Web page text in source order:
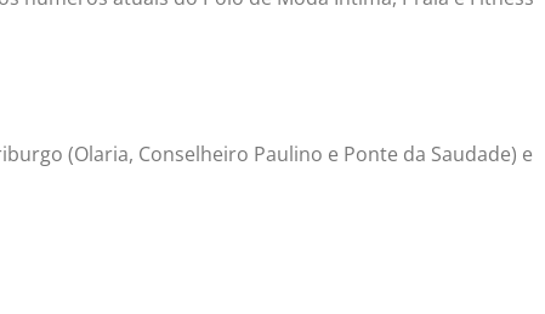
(Olaria, Conselheiro Paulino e Ponte da Saudade) e